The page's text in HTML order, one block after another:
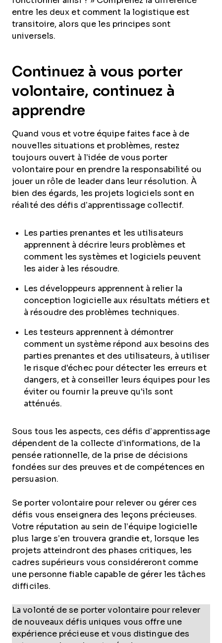
entre les deux et comment la logistique est
transitoire, alors que les principes sont
universels.
Continuez à vous porter
volontaire, continuez à
apprendre
Quand vous et votre équipe faites face à de
nouvelles situations et problèmes, restez
toujours ouvert à l’idée de vous porter
volontaire pour en prendre la responsabilité ou
jouer un rôle de leader dans leur résolution. À
bien des égards, les projets logiciels sont en
réalité des défis d’apprentissage collectif.
Les parties prenantes et les utilisateurs
apprennent à décrire leurs problèmes et
comment les systèmes et logiciels peuvent
les aider à les résoudre.
Les développeurs apprennent à relier la
conception logicielle aux résultats métiers et
à résoudre des problèmes techniques.
Les testeurs apprennent à démontrer
comment un système répond aux besoins des
parties prenantes et des utilisateurs, à utiliser
le risque d'échec pour détecter les erreurs et
dangers, et à conseiller leurs équipes pour les
éviter ou fournir la preuve qu'ils sont
atténués.
Sous tous les aspects, ces défis d’apprentissage
dépendent de la collecte d’informations, de la
pensée rationnelle, de la prise de décisions
fondées sur des preuves et de compétences en
persuasion.
Se porter volontaire pour relever ou gérer ces
défis vous enseignera des leçons précieuses.
Votre réputation au sein de l’équipe logicielle
plus large s’en trouvera grandie et, lorsque les
projets atteindront des phases critiques, les
cadres supérieurs vous considéreront comme
une personne fiable capable de gérer les tâches
difficiles.
La volonté de se porter volontaire pour relever
de nouveaux défis uniques vous offre une
expérience précieuse et vous distingue des